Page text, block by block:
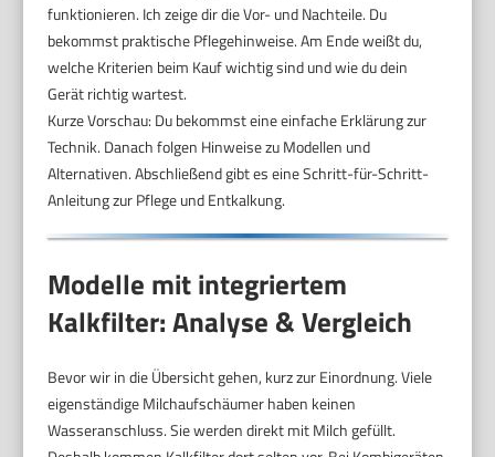
funktionieren. Ich zeige dir die Vor- und Nachteile. Du
bekommst praktische Pflegehinweise. Am Ende weißt du,
welche Kriterien beim Kauf wichtig sind und wie du dein
Gerät richtig wartest.
Kurze Vorschau: Du bekommst eine einfache Erklärung zur
Technik. Danach folgen Hinweise zu Modellen und
Alternativen. Abschließend gibt es eine Schritt-für-Schritt-
Anleitung zur Pflege und Entkalkung.
Modelle mit integriertem
Kalkfilter: Analyse & Vergleich
Bevor wir in die Übersicht gehen, kurz zur Einordnung. Viele
eigenständige Milchaufschäumer haben keinen
Wasseranschluss. Sie werden direkt mit Milch gefüllt.